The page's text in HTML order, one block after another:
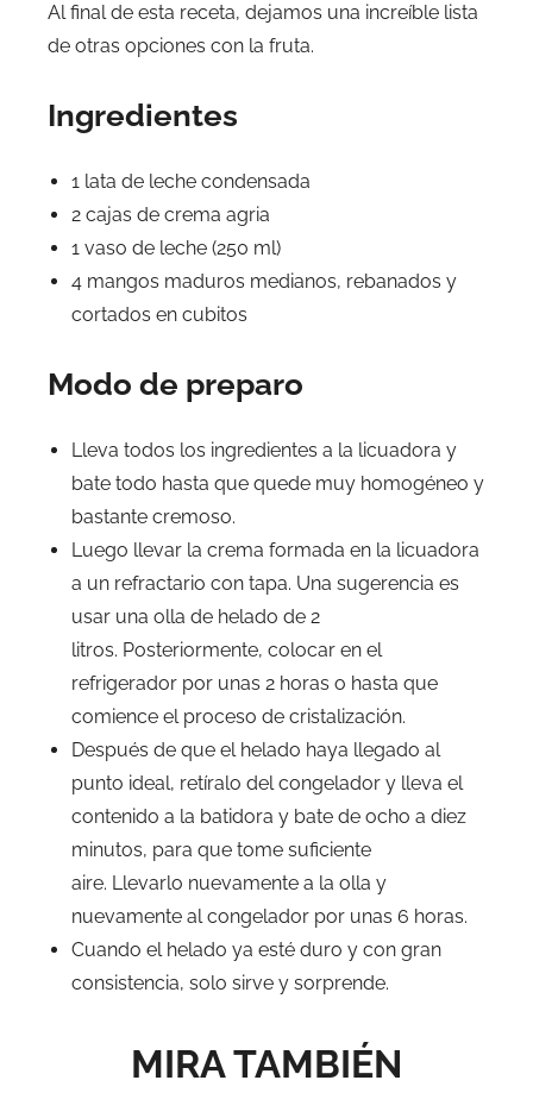
Al final de esta receta, dejamos una increíble lista
de otras opciones con la fruta.
Ingredientes
1 lata de leche condensada
2 cajas de crema agria
1 vaso de leche (250 ml)
4 mangos maduros medianos, rebanados y
cortados en cubitos
Modo de preparo
Lleva todos los ingredientes a la licuadora y
bate todo hasta que quede muy homogéneo y
bastante cremoso.
Luego llevar la crema formada en la licuadora
a un refractario con tapa. Una sugerencia es
usar una olla de helado de 2
litros. Posteriormente, colocar en el
refrigerador por unas 2 horas o hasta que
comience el proceso de cristalización.
Después de que el helado haya llegado al
punto ideal, retíralo del congelador y lleva el
contenido a la batidora y bate de ocho a diez
minutos, para que tome suficiente
aire. Llevarlo nuevamente a la olla y
nuevamente al congelador por unas 6 horas.
Cuando el helado ya esté duro y con gran
consistencia, solo sirve y sorprende.
MIRA TAMBIÉN